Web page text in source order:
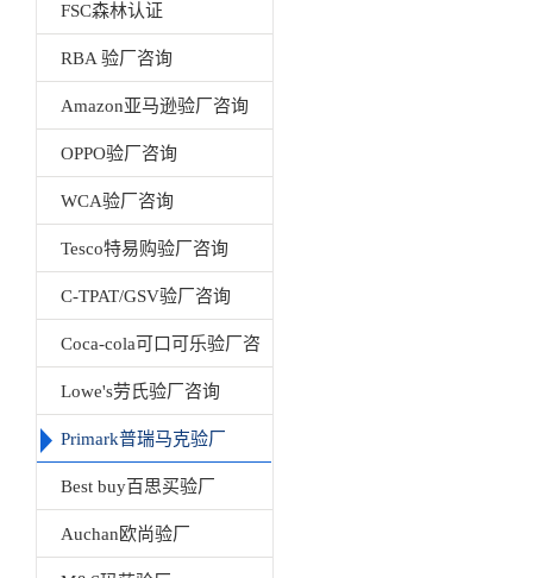
FSC森林认证
RBA 验厂咨询
Amazon亚马逊验厂咨询
OPPO验厂咨询
WCA验厂咨询
Tesco特易购验厂咨询
C-TPAT/GSV验厂咨询
Coca-cola可口可乐验厂咨
询
Lowe's劳氏验厂咨询
Primark普瑞马克验厂
Best buy百思买验厂
Auchan欧尚验厂